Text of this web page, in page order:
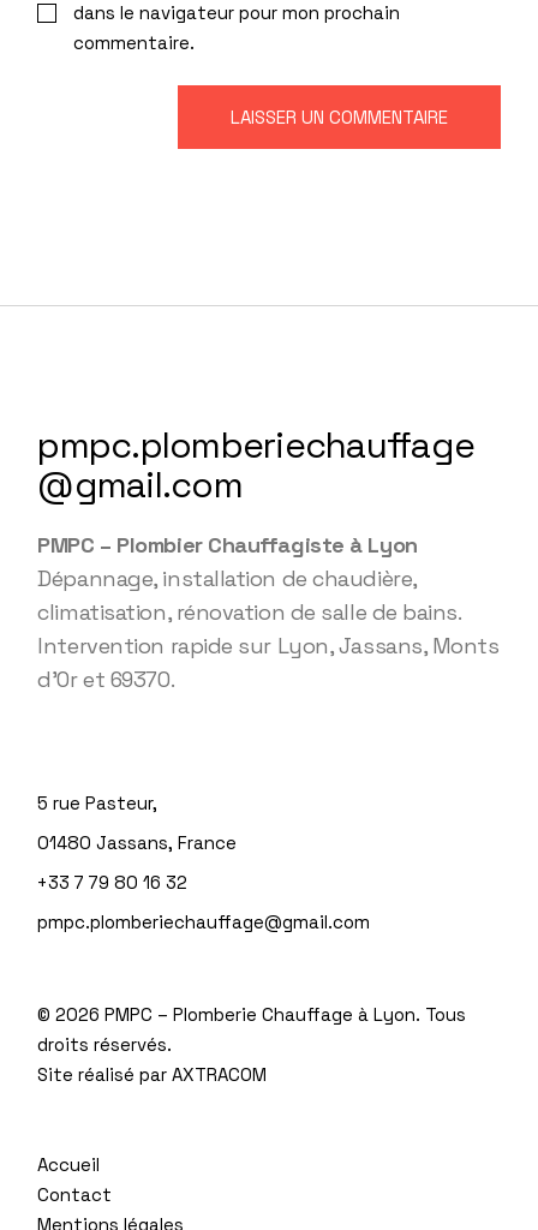
dans le navigateur pour mon prochain
commentaire.
LAISSER UN COMMENTAIRE
pmpc.plomberiechauffage
@gmail.com
PMPC – Plombier Chauffagiste à Lyon
Dépannage, installation de chaudière,
climatisation, rénovation de salle de bains.
Intervention rapide sur Lyon, Jassans, Monts
d’Or et 69370.
5 rue Pasteur,
01480 Jassans, France
+33 7 79 80 16 32
pmpc.plomberiechauffage@gmail.com
©2026 PMPC – Plomberie Chauffage à Lyon. Tous
droits réservés.
Site réalisé parAXTRACOM
Accueil
Contact
Mentions légales